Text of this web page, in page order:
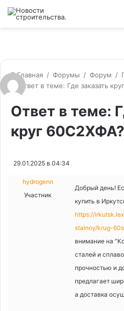
Главная / Форумы / Форум /
Ответ в теме: Где заказать
Ответ в теме:
круг 60С2ХФА?
29.01.2025 в 04:34
hydrogenn
Участник
Добрый день!
купить в
https://
stalnoy/krug-
внимание на
сталей и
прочностью и
предлагает
а доставка